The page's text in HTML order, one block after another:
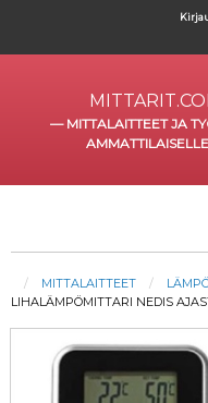
— MITTALAITTEET JA
AMMATTILAISELLE
MITTALAITTEET
LIHALÄMPÖMITTARI NEDIS